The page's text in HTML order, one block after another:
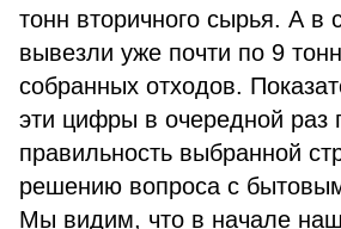
тонн вторичного сырья. А в
вывезли уже почти по 9
собранных отходов.
эти цифры в очередной раз
правильность выбранной
решению вопроса с
Мы видим, что в начале